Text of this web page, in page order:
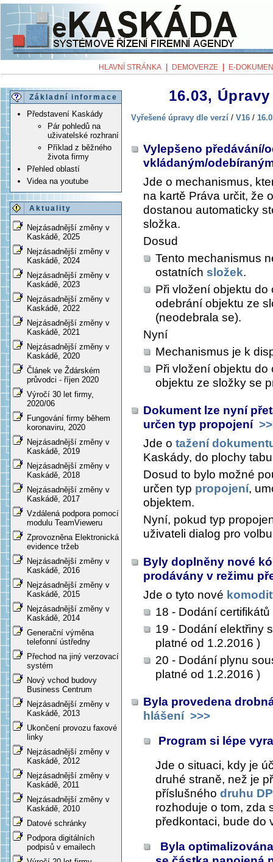
HLAVNÍ STRÁNKA DEMOVERZE E-
Základní informace
Představení Kaskády
Pár pohledů na
uživatelské rozhraní
Příklad z běžného
života firmy
Přehled oblastí
Videa na youtube
Aktuality
Nejzásadnější změny v
Kaskádě, 2025
Nejzásadnější změny v
Kaskádě, 2024
Nejzásadnější změny v
Kaskádě, 2023
Nejzásadnější změny v
Kaskádě, 2022
Nejzásadnější změny v
Kaskádě, 2021
Nejzásadnější změny v
Kaskádě, 2020
Článek ve Ždárském
průvodci - říjen 2020
Výročí 30 let firmy,
2020/06
Fungování firmy během
koronaviru, 2020
Nejzásadnější změny v
Kaskádě, 2019
Nejzásadnější změny v
Kaskádě, 2018
Nejzásadnější změny v
Kaskádě, 2017
Vzdálená podpora pomocí
modulu TeamVieweru
Zprovozněna Elektronická
evidence tržeb
Nejzásadnější změny v
Kaskádě, 2016
Nejzásadnější změny v
Kaskádě, 2015
Nejzásadnější změny v
Kaskádě, 2014
Generační výměna
telefonní ústředny
Přechod na jiný verzovací
systém
Nový vchod budovy
Business Centrum
Nejzásadnější změny v
Kaskádě, 2013
Ukončení provozu faxové
linky
Nejzásadnější změny v
Kaskádě, 2012
Nejzásadnější změny v
Kaskádě, 2011
Nejzásadnější změny v
Kaskádě, 2010
Datové schránky
Podpora digitálních
podpisů v emailech
16.03,
Vyřešené úpravy dle verzí / V16 /
Vylepšeno předávání/
vkládaným/
Jde o mechanismus,
na kartě Práva určit, že
dostanou automaticky
složka.
Dosud
Tento mechanismus
ostatních složek.
Při vložení objektu do
odebrání objektu ze
(neodebrala se).
Nyní
Mechanismus je k
Při vložení objektu
objektu ze složky se
Dokument lze nyní
určen typ propojení
Jde o tažení
Kaskády, do plochy
Dosud to bylo možné
určen typ propojení,
objektem.
Nyní, pokud typ
uživateli dialog pro
Byly doplněny nové
prodávány v režimu
Jde o tyto nové
18 - Dodání
19 - Dodání elektřiny
platné od 1.2.2016 )
20 - Dodání plynu
platné od 1.2.2016 )
Byla provedena
hlášení >>>
Program si lépe
Jde o situaci, kdy je
druhé straně, než je
příslušného druhu
rozhoduje o tom, zda
předkontaci, bude do
Byla